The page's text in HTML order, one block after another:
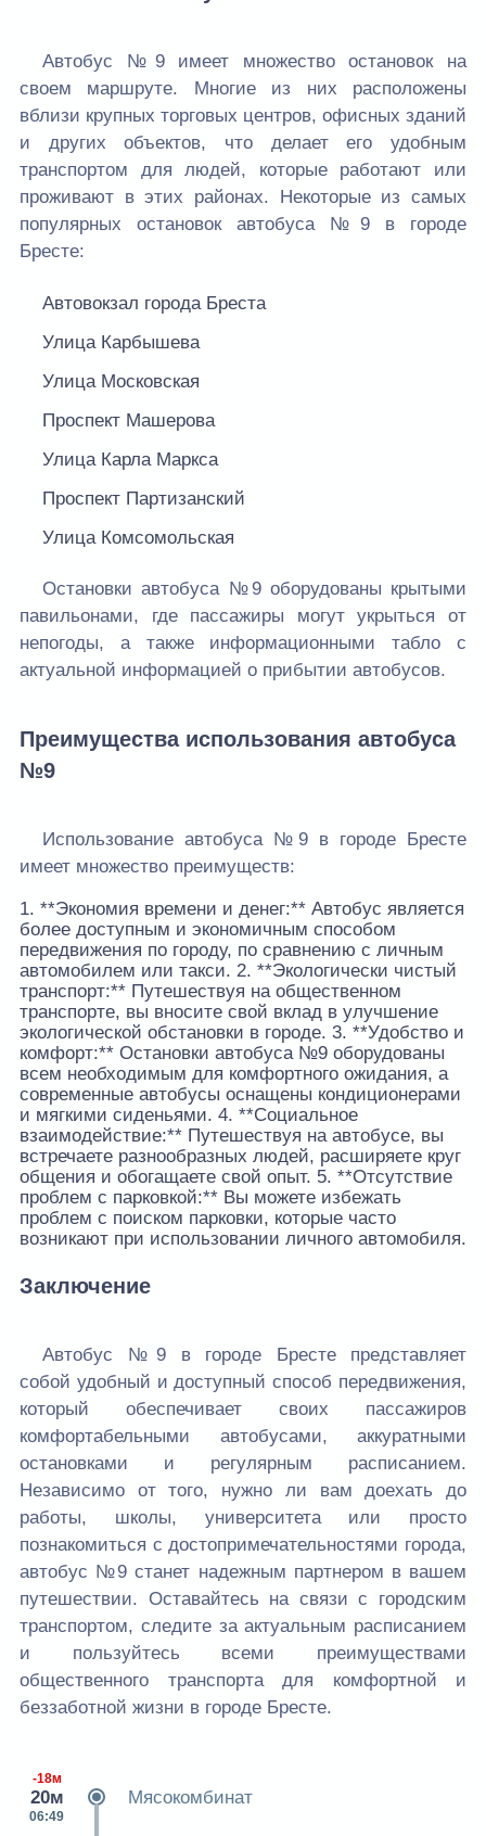
Автобус №9 имеет множество остановок на
своем маршруте. Многие из них расположены
вблизи крупных торговых центров, офисных зданий
и других объектов, что делает его удобным
транспортом для людей, которые работают или
проживают в этих районах. Некоторые из самых
популярных остановок автобуса №9 в городе
Бресте:
Автовокзал города Бреста
Улица Карбышева
Улица Московская
Проспект Машерова
Улица Карла Маркса
Проспект Партизанский
Улица Комсомольская
Остановки автобуса №9 оборудованы крытыми
павильонами, где пассажиры могут укрыться от
непогоды, а также информационными табло с
актуальной информацией о прибытии автобусов.
Преимущества использования автобуса
№9
Использование автобуса №9 в городе Бресте
имеет множество преимуществ:
1. **Экономия времени и денег:** Автобус является
более доступным и экономичным способом
передвижения по городу, по сравнению с личным
автомобилем или такси. 2. **Экологически чистый
транспорт:** Путешествуя на общественном
транспорте, вы вносите свой вклад в улучшение
экологической обстановки в городе. 3. **Удобство и
комфорт:** Остановки автобуса №9 оборудованы
всем необходимым для комфортного ожидания, а
современные автобусы оснащены кондиционерами
и мягкими сиденьями. 4. **Социальное
взаимодействие:** Путешествуя на автобусе, вы
встречаете разнообразных людей, расширяете круг
общения и обогащаете свой опыт. 5. **Отсутствие
проблем с парковкой:** Вы можете избежать
проблем с поиском парковки, которые часто
возникают при использовании личного автомобиля.
Заключение
Автобус №9 в городе Бресте представляет
собой удобный и доступный способ передвижения,
который обеспечивает своих пассажиров
комфортабельными автобусами, аккуратными
остановками и регулярным расписанием.
Независимо от того, нужно ли вам доехать до
работы, школы, университета или просто
познакомиться с достопримечательностями города,
автобус №9 станет надежным партнером в вашем
путешествии. Оставайтесь на связи с городским
транспортом, следите за актуальным расписанием
и пользуйтесь всеми преимуществами
общественного транспорта для комфортной и
беззаботной жизни в городе Бресте.
-18м
20м
06:49
Мясокомбинат